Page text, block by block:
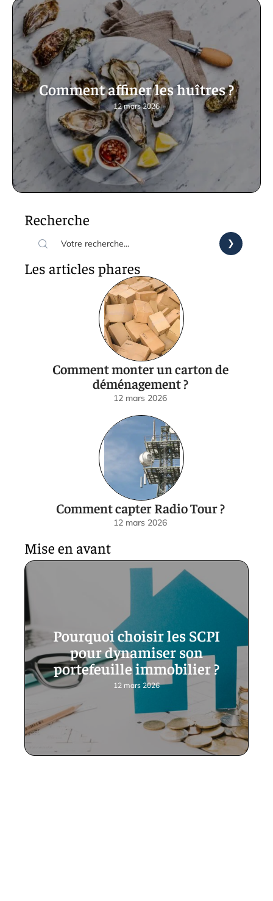
Comment affiner les huîtres ?
12 mars 2026
Recherche
Les articles phares
Comment monter un carton de
déménagement ?
12 mars 2026
Comment capter Radio Tour ?
12 mars 2026
Mise en avant
Pourquoi choisir les SCPI
pour dynamiser son
portefeuille immobilier ?
12 mars 2026